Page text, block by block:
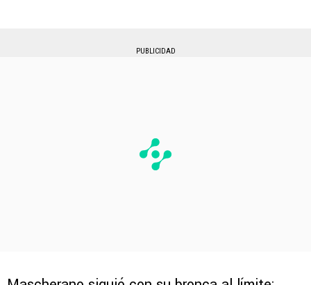
PUBLICIDAD